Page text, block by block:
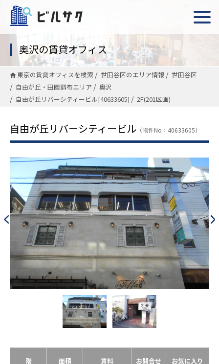
奥沢の賃貸オフィス
東京の賃貸オフィスを検索 世田谷区のエリア情報
世田谷区
自由が丘・田園調布エリア
奥沢
自由が丘リバーシティービル[40633605]
2F(201区画)
自由が丘リバーシティービル （物件No：40633605）
階 面積 賃料 お問合せ お気に入り